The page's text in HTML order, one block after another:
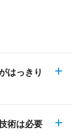
はっきり
い場合、明確
術は必要